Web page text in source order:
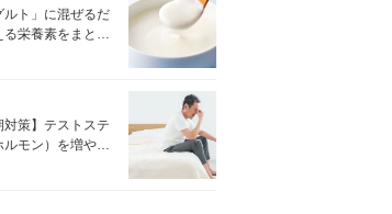
ルト」に混ぜるだ
栄養素をまとめ
対策】テストステ
モン）を増やす